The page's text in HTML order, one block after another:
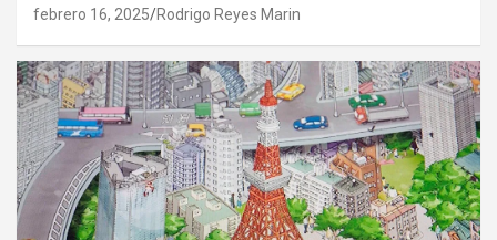
febrero 16, 2025 Rodrigo Reyes Marin